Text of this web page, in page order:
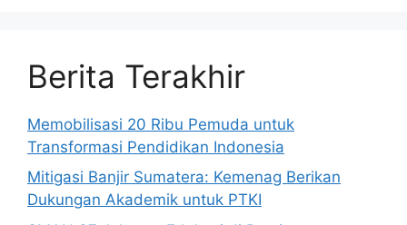
Berita Terakhir
Memobilisasi 20 Ribu Pemuda untuk
Transformasi Pendidikan Indonesia
Mitigasi Banjir Sumatera: Kemenag Berikan
Dukungan Akademik untuk PTKI